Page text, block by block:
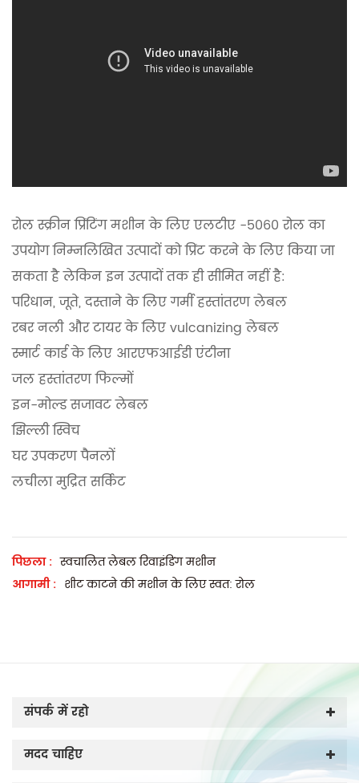
रोल स्क्रीन प्रिंटिंग मशीन के लिए एलटीए -5060 रोल का
उपयोग निम्नलिखित उत्पादों को प्रिंट करने के लिए किया जा
सकता है लेकिन इन उत्पादों तक ही सीमित नहीं है:
परिधान, जूते, दस्ताने के लिए गर्मी हस्तांतरण लेबल
रबर नली और टायर के लिए vulcanizing लेबल
स्मार्ट कार्ड के लिए आरएफआईडी एंटीना
जल हस्तांतरण फिल्मों
इन-मोल्ड सजावट लेबल
झिल्ली स्विच
घर उपकरण पैनलों
लचीला मुद्रित सर्किट
पिछला : स्वचालित लेबल रिवाइंडिंग मशीन
आगामी : शीट काटने की मशीन के लिए स्वत: रोल
संपर्क में रहो
मदद चाहिए